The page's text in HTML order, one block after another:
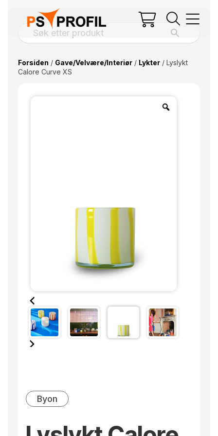
Forsiden / Gave/Velvære/Interiør/ Lykter/ Lyslykt
Calore Curve XS
Byon